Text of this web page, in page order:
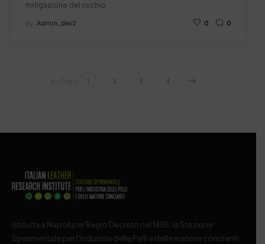
mitigazione del rischio
by Admin_dev2 0 0
1 2 3 4
Istituita a Napoli per Regio Decreto nel 1885, la Stazione
Sperimentale per l’Industria delle Pelli e delle materie concianti